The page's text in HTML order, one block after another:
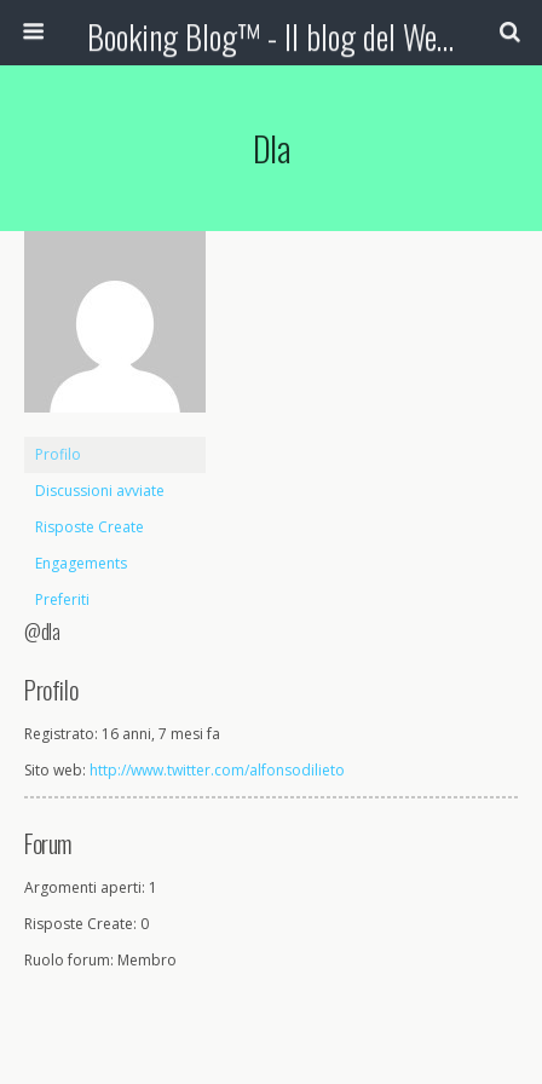
Booking Blog™ - Il blog del Web Marketing Turistico
Dla
Profilo
Discussioni avviate
Risposte Create
Engagements
Preferiti
@dla
Profilo
Registrato: 16 anni, 7 mesi fa
Sito web: http://www.twitter.com/alfonsodilieto
Forum
Argomenti aperti: 1
Risposte Create: 0
Ruolo forum: Membro